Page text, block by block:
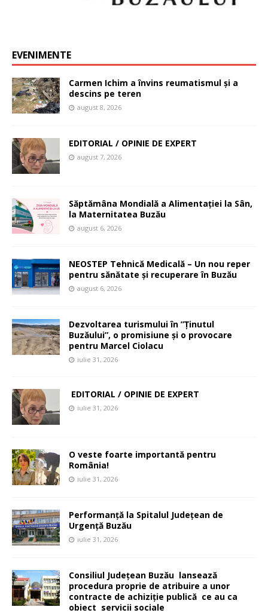
EVENIMENTE
Carmen Ichim a învins reumatismul și a
descins pe teren
august 8, 2026
EDITORIAL / OPINIE DE EXPERT
august 7, 2026
Săptămâna Mondială a Alimentației la Sân,
la Maternitatea Buzău
august 6, 2026
NEOSTEP Tehnică Medicală – Un nou reper
pentru sănătate și recuperare în Buzău
august 6, 2026
Dezvoltarea turismului în ”Ținutul
Buzăului”, o promisiune și o provocare
pentru Marcel Ciolacu
iulie 31, 2026
EDITORIAL / OPINIE DE EXPERT
iulie 31, 2026
O veste foarte importantă pentru
România!
iulie 31, 2026
Performanță la Spitalul Județean de
Urgență Buzău
iulie 31, 2026
Consiliul Județean Buzău lansează
procedura proprie de atribuire a unor
contracte de achiziție publică ce au ca
obiect servicii sociale